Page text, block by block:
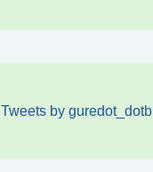
Tweets by guredot_dotb